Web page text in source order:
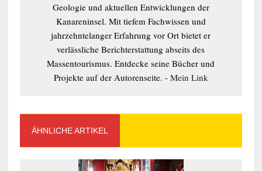
Geologie und aktuellen Entwicklungen der
Kanareninsel. Mit tiefem Fachwissen und
jahrzehntelanger Erfahrung vor Ort bietet er
verlässliche Berichterstattung abseits des
Massentourismus. Entdecke seine Bücher und
Projekte auf der Autorenseite. - Mein Link
ÄHNLICHE ARTIKEL